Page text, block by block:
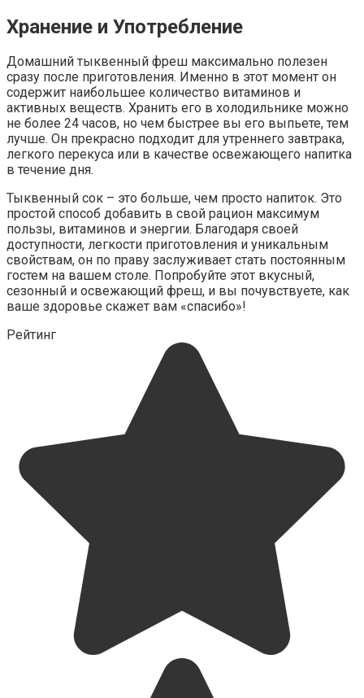
Хранение и Употребление
Домашний тыквенный фреш максимально полезен
сразу после приготовления. Именно в этот момент он
содержит наибольшее количество витаминов и
активных веществ. Хранить его в холодильнике можно
не более 24 часов, но чем быстрее вы его выпьете, тем
лучше. Он прекрасно подходит для утреннего завтрака,
легкого перекуса или в качестве освежающего напитка
в течение дня.
Тыквенный сок – это больше, чем просто напиток. Это
простой способ добавить в свой рацион максимум
пользы, витаминов и энергии. Благодаря своей
доступности, легкости приготовления и уникальным
свойствам, он по праву заслуживает стать постоянным
гостем на вашем столе. Попробуйте этот вкусный,
сезонный и освежающий фреш, и вы почувствуете, как
ваше здоровье скажет вам «спасибо»!
Рейтинг